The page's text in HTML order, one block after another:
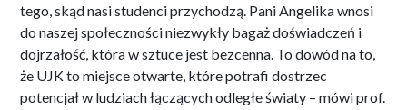
tego, skąd nasi studenci przychodzą. Pani Angelika wnosi
do naszej społeczności niezwykły bagaż doświadczeń i
dojrzałość, która w sztuce jest bezcenna. To dowód na to,
że UJK to miejsce otwarte, które potrafi dostrzec
potencjał w ludziach łączących odległe światy – mówi prof.